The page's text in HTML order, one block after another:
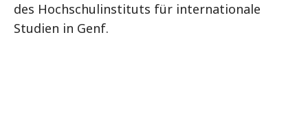
des Hochschulinstituts für internationale
Studien in Genf.